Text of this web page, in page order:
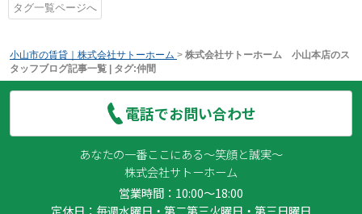
タグ一覧ページへ
小山市の賃貸｜株式会社サトーホーム > 株式会社サトーホーム 小山本店のス
タッフブログ記事一覧 | タグ:仲間
電話でお問い合わせ
あなたの一番ここにある～笑顔と誠実～
株式会社サトーホーム
営業時間：10:00～18:00
定休日：毎週水曜日・第二第三火曜日・第三日曜日